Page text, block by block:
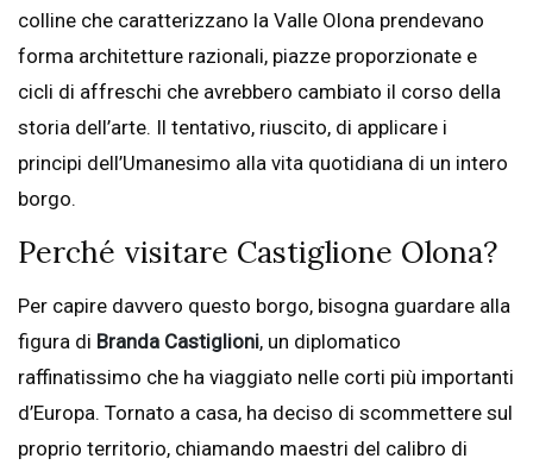
colline che caratterizzano la Valle Olona prendevano
forma architetture razionali, piazze proporzionate e
cicli di affreschi che avrebbero cambiato il corso della
storia dell’arte. Il tentativo, riuscito, di applicare i
principi dell’Umanesimo alla vita quotidiana di un intero
borgo.
Perché visitare Castiglione Olona?
Per capire davvero questo borgo, bisogna guardare alla
figura di Branda Castiglioni, un diplomatico
raffinatissimo che ha viaggiato nelle corti più importanti
d’Europa. Tornato a casa, ha deciso di scommettere sul
proprio territorio, chiamando maestri del calibro di